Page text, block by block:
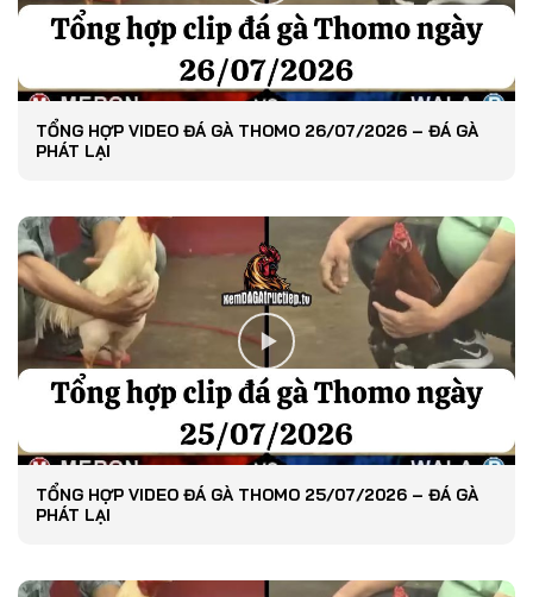
TỔNG HỢP VIDEO ĐÁ GÀ THOMO 26/07/2026 – ĐÁ GÀ
PHÁT LẠI
TỔNG HỢP VIDEO ĐÁ GÀ THOMO 25/07/2026 – ĐÁ GÀ
PHÁT LẠI